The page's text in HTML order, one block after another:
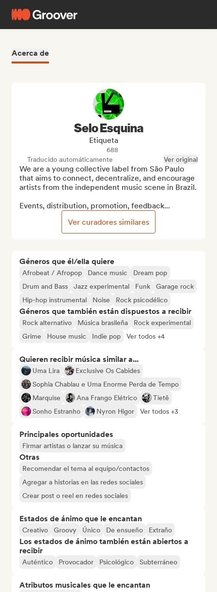
Acerca de
Géneros que él/ella quiere
Afrobeat / Afropop Dance music
Dream pop
Drum and Bass
Jazz experimental Funk
Garage rock
Hip-hop instrumental
Noise Rock psicodélico
Géneros que también están dispuestos a recibir
Rock alternativo Música brasileña
Rock experimental
Grime
House music Indie pop Ver todos +4
Quieren recibir música similar a...
Uma Lira
Exclusive Os Cabides
Sophia Chablau e Uma Enorme Perda de Tempo
Marquise
Ana Frango Elétrico
Tietê
Sonho Estranho
Nyron Higor Ver todos +3
Principales oportunidades
Firmar artistas o lanzar su música
Otras
Recomendar el tema al equipo/contactos
Agregar a historias en las redes sociales
Crear post o reel en redes sociales
Estados de ánimo que le encantan
Creativo Groovy Único De ensueño Extraño
Los estados de ánimo también están abiertos a
recibir
Auténtico Provocador Psicológico Subterráneo
Atributos musicales que le encantan
Selo Esquina
Etiqueta
688
Traducido automáticamente
Ver original
We are a young collective label from São Paulo
that aims to connect, decentralize, and encourage
artists from the independent music scene in Brazil.
Events, distribution, promotion, feedback...
Ver curadores similares